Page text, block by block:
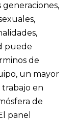
puede
de
un mayor
trabajo en
de
panel